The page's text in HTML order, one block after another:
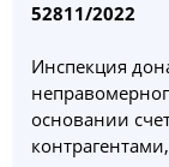
52811/2022
Инспекция
основании